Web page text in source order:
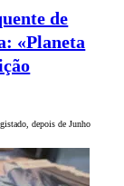
de
«Planeta
depois de Junho